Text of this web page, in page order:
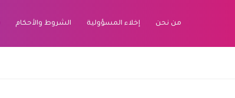
من نحن إخلاء المسؤولية الشروط والأحكام